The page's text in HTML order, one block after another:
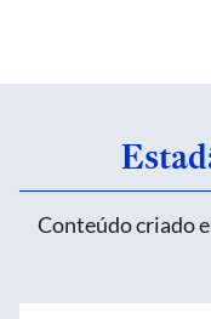
Conteúdo criado